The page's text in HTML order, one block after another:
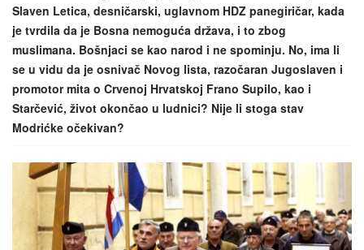
Slaven Letica, desničarski, uglavnom HDZ panegiričar, kada
je tvrdila da je Bosna nemoguća država, i to zbog
muslimana. Bošnjaci se kao narod i ne spominju. No, ima li
se u vidu da je osnivač Novog lista, razočaran Jugoslaven i
promotor mita o Crvenoj Hrvatskoj Frano Supilo, kao i
Starčević, život okončao u ludnici? Nije li stoga stav
Modrićke očekivan?